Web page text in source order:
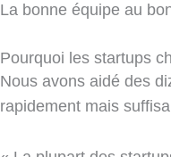
La bonne équipe au
Pourquoi les startups
Nous avons aidé des
rapidement mais